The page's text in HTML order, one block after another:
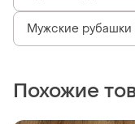
Мужские рубашки
Похожие